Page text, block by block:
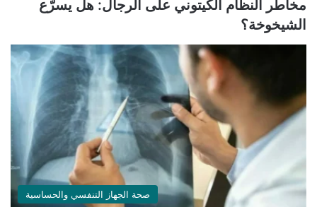
مخاطر النظام الكيتوني على الرجال: هل يسرّع
الشيخوخة؟
صحة الجهاز التنفسي والحساسية